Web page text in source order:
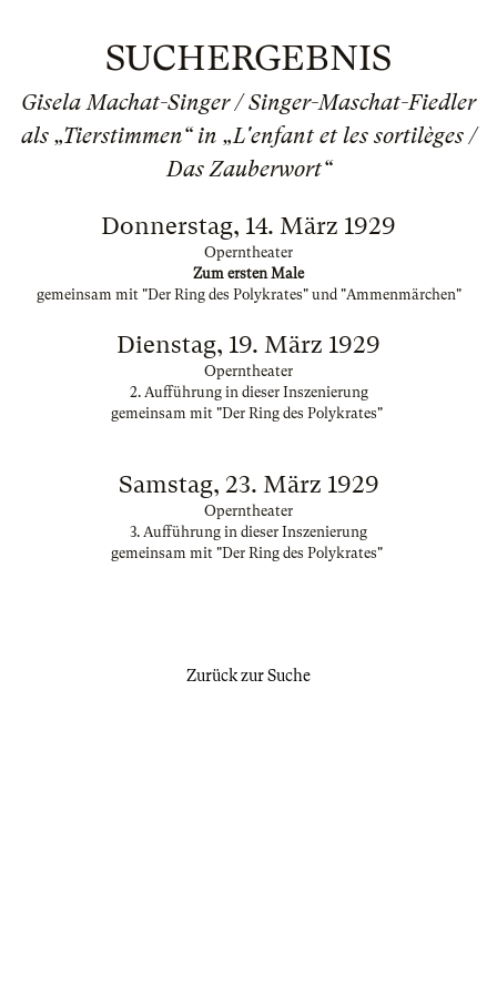
SUCHERGEBNIS
Gisela Machat-Singer / Singer-Maschat-Fiedler
als „Tierstimmen“ in „L'enfant et les sortilèges /
Das Zauberwort“
Donnerstag, 14. März 1929
Operntheater
Zum ersten Male
gemeinsam mit "Der Ring des Polykrates" und "Ammenmärchen"
Dienstag, 19. März 1929
Operntheater
2. Aufführung in dieser Inszenierung
gemeinsam mit "Der Ring des Polykrates"
Samstag, 23. März 1929
Operntheater
3. Aufführung in dieser Inszenierung
gemeinsam mit "Der Ring des Polykrates"
Zurück zur Suche